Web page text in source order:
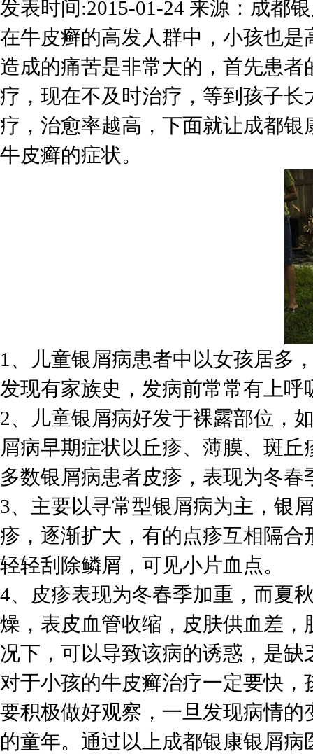
发表时间:2015-01-24 来源：成都
在牛皮癣的高发人群中，小孩也
造成的痛苦是非常大的，首先患
疗，现在不及时治疗，等到孩子
疗，治愈率越高，下面就让成都
牛皮癣的症状。
1、儿童银屑病患者中以女孩居多
发现有家族史，发病前常常有上
2、儿童银屑病好发于裸露部位，
屑病早期症状以丘疹、薄膜、斑
多数银屑病患者皮疹，表现为冬
3、主要以寻常型银屑病为主，银
疹，逐渐扩大，有的点疹互相隔
轻轻刮除鳞屑，可见小片血点。
4、皮疹表现为冬春季加重，而夏
燥，表皮血管收缩，皮肤供血差
况下，可以导致该病的诱惑，是缺
对于小孩的牛皮癣治疗一定要快
要积极做好观察，一旦发现病情
的童年。通过以上成都银康银屑